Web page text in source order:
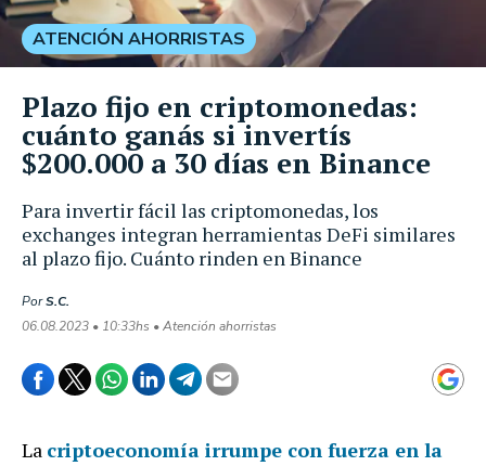
Para invertir fácil las criptomonedas, los
exchanges integran herramientas DeFi similares
al plazo fijo. Cuánto rinden en Binance
PorS.C.
06.08.2023 • 10:33hs • Atención ahorristas
ATENCIÓN AHORRISTAS
Plazo fijo en criptomonedas:
cuánto ganás si invertís
$200.000 a 30 días en Binance
La criptoeconomía irrumpe con fuerza en la